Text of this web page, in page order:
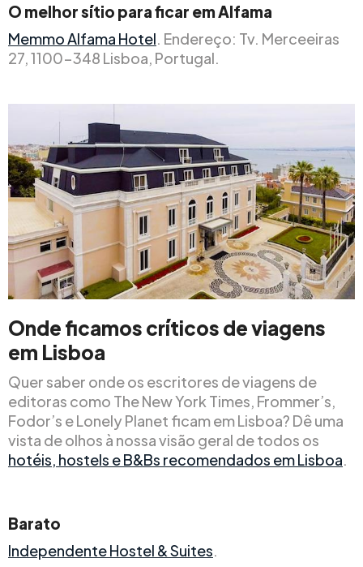
O melhor sítio para ficar em Alfama
Memmo Alfama Hotel. Endereço: Tv. Merceeiras
27, 1100-348 Lisboa, Portugal.
Onde ficamos críticos de viagens
em Lisboa
Quer saber onde os escritores de viagens de
editoras como The New York Times, Frommer’s,
Fodor’s e Lonely Planet ficam em Lisboa? Dê uma
vista de olhos à nossa visão geral de todos os
hotéis, hostels e B&Bs recomendados em Lisboa.
Barato
Independente Hostel & Suites.